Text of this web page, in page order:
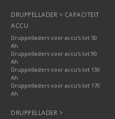
DRUPPELLADER > CAPACITEIT
ACCU
Druppelladers voor accu’s tot 50
Ah
Druppelladers voor accu’s tot 90
Ah
Druppelladers voor accu’s tot 130
Ah
Druppelladers voor accu’s tot 170
Ah
DRUPPELLADER >